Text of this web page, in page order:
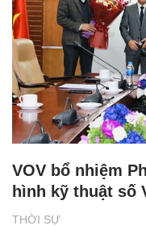
THỜI SỰ
VOV bổ nhiệm
hình kỹ thuật số